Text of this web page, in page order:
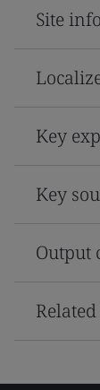
Site
Key
Key
Output
Related